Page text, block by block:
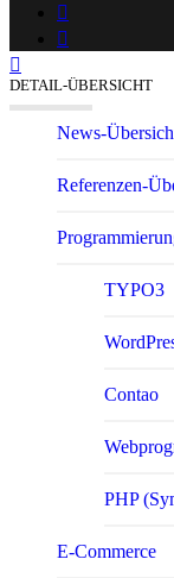
DETAIL-ÜBERSICHT
News-
Referenzen-
TYPO3
Contao
PHP
E-Com­merce